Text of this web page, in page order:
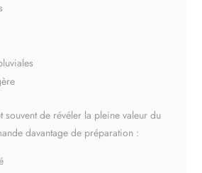
souvent de révéler la pleine valeur du
davantage de préparation :